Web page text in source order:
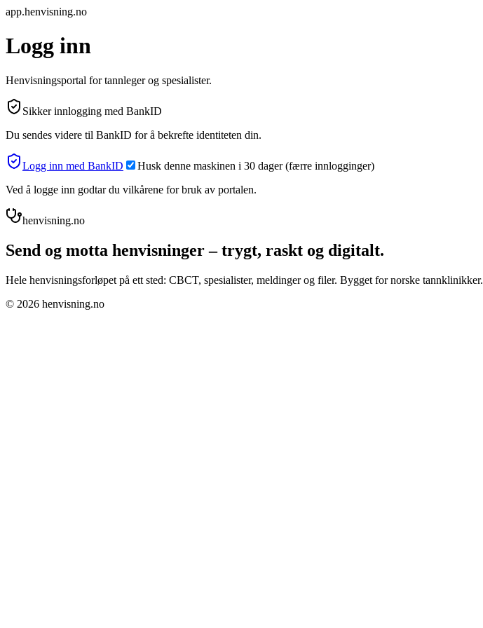
app.henvisning.no
Logg inn
Henvisningsportal for tannleger og spesialister.
Sikker innlogging med BankID
Du sendes videre til BankID for å bekrefte identiteten din.
Logg inn med BankID Husk denne maskinen i 30 dager (færre innlogginger)
Ved å logge inn godtar du vilkårene for bruk av portalen.
henvisning.no
Send og motta henvisninger – trygt, raskt og digitalt.
Hele henvisningsforløpet på ett sted: CBCT, spesialister, meldinger og filer. Bygget for norske tannklinikker.
© 2026 henvisning.no